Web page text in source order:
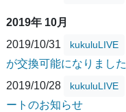
2019年 10月
2019/10/31
kukuluLIVE
が交換可能になりました
2019/10/28
kukuluLIVE
ートのお知らせ